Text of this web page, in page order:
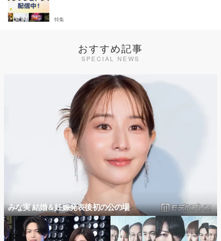
特集
おすすめ記事
SPECIAL NEWS
みな実 結婚＆妊娠発表後初の公の場